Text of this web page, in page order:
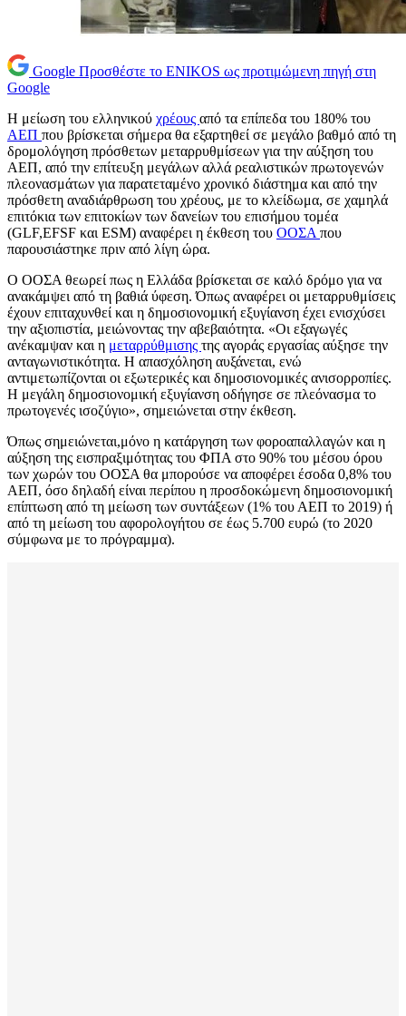
Google Προσθέστε το ENIKOS ως προτιμώμενη πηγή στη
Google
Η μείωση του ελληνικού χρέους από τα επίπεδα του 180% του
ΑΕΠ που βρίσκεται σήμερα θα εξαρτηθεί σε μεγάλο βαθμό από τη
δρομολόγηση πρόσθετων μεταρρυθμίσεων για την αύξηση του
ΑΕΠ, από την επίτευξη μεγάλων αλλά ρεαλιστικών πρωτογενών
πλεονασμάτων για παρατεταμένο χρονικό διάστημα και από την
πρόσθετη αναδιάρθρωση του χρέους, με το κλείδωμα, σε χαμηλά
επιτόκια των επιτοκίων των δανείων του επισήμου τομέα
(GLF,EFSF και ESM) αναφέρει η έκθεση του ΟΟΣΑ που
παρουσιάστηκε πριν από λίγη ώρα.
Ο ΟΟΣΑ θεωρεί πως η Ελλάδα βρίσκεται σε καλό δρόμο για να
ανακάμψει από τη βαθιά ύφεση. Όπως αναφέρει οι μεταρρυθμίσεις
έχουν επιταχυνθεί και η δημοσιονομική εξυγίανση έχει ενισχύσει
την αξιοπιστία, μειώνοντας την αβεβαιότητα. «Οι εξαγωγές
ανέκαμψαν και η μεταρρύθμισης της αγοράς εργασίας αύξησε την
ανταγωνιστικότητα. Η απασχόληση αυξάνεται, ενώ
αντιμετωπίζονται οι εξωτερικές και δημοσιονομικές ανισορροπίες.
Η μεγάλη δημοσιονομική εξυγίανση οδήγησε σε πλεόνασμα το
πρωτογενές ισοζύγιο», σημειώνεται στην έκθεση.
Όπως σημειώνεται,μόνο η κατάργηση των φοροαπαλλαγών και η
αύξηση της εισπραξιμότητας του ΦΠΑ στο 90% του μέσου όρου
των χωρών του ΟΟΣΑ θα μπορούσε να αποφέρει έσοδα 0,8% του
ΑΕΠ, όσο δηλαδή είναι περίπου η προσδοκώμενη δημοσιονομική
επίπτωση από τη μείωση των συντάξεων (1% του ΑΕΠ το 2019) ή
από τη μείωση του αφορολογήτου σε έως 5.700 ευρώ (το 2020
σύμφωνα με το πρόγραμμα).